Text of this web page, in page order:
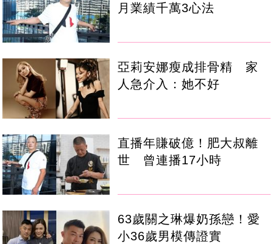
月業績千萬3心法
亞莉安娜瘦成排骨精 家
人急介入：她不好
直播年賺破億！肥大叔離
世 曾連播17小時
63歲關之琳爆奶孫戀！愛
小36歲男模傳證實